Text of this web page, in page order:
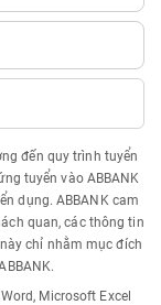
đến quy trình tuyển
tuyển vào ABBANK
dụng. ABBANK cam
quan, các thông tin
chỉ nhằm mục đích
Microsoft Excel